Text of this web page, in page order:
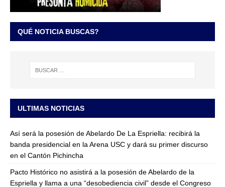
QUÉ NOTICIA BUSCAS?
ULTIMAS NOTICIAS
Así será la posesión de Abelardo De La Espriella: recibirá la
banda presidencial en la Arena USC y dará su primer discurso
en el Cantón Pichincha
Pacto Histórico no asistirá a la posesión de Abelardo de la
Espriella y llama a una “desobediencia civil” desde el Congreso